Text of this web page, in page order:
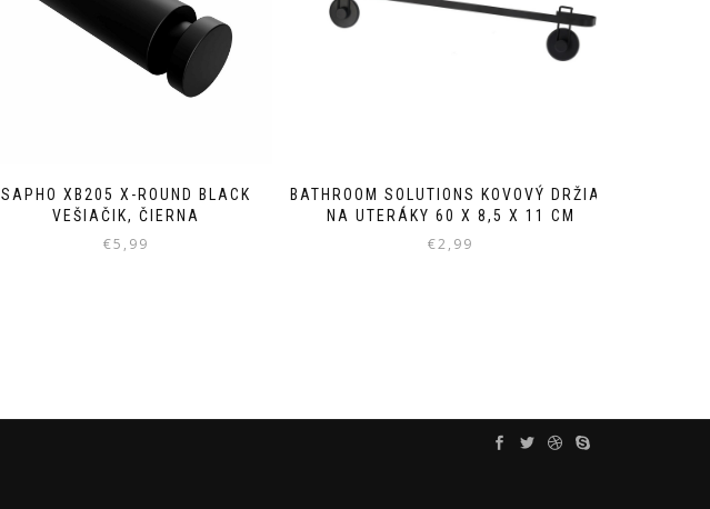
SAPHO XB205 X-ROUND BLACK
VEŠIAČIK, ČIERNA
€5,99
BATHROOM SOLUTIONS KOVOVÝ DRŽIAK
NA UTERÁKY 60 X 8,5 X 11 CM
€2,99